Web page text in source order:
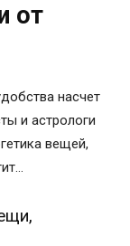
от
насчет
и астрологи
вещей,